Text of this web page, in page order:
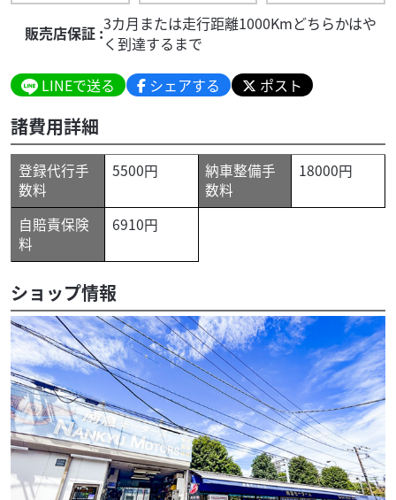
販売店保証 :3カ月または走行距離1000Kmどちらかはや
く到達するまで
LINEで送る
シェアする ポスト
諸費用詳細
登録代行手
数料
5500円
納車整備手
数料
18000円
自賠責保険
料
6910円
ショップ情報